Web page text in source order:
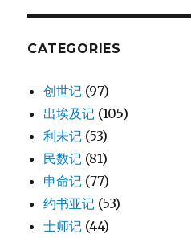
CATEGORIES
创世记 (97)
出埃及记 (105)
利未记 (53)
民数记 (81)
申命记 (77)
约书亚记 (53)
士师记 (44)